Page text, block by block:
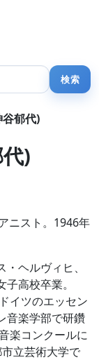
郁代)
)
ニスト。1946年
ヘルヴィヒ、
高校卒業。
イツのエッセン
音楽学部で研鑽
楽コンクールに
立芸術大学で